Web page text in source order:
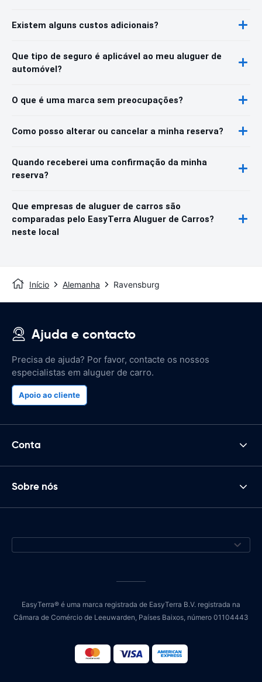
Existem alguns custos adicionais?
Que tipo de seguro é aplicável ao meu aluguer de
automóvel?
O que é uma marca sem preocupações?
Como posso alterar ou cancelar a minha reserva?
Quando receberei uma confirmação da minha
reserva?
Que empresas de aluguer de carros são
comparadas pelo EasyTerra Aluguer de Carros?
neste local
Início Alemanha Ravensburg
Ajuda e contacto
Precisa de ajuda? Por favor, contacte os nossos
especialistas em aluguer de carro.
Apoio ao cliente
Conta
Sobre nós
EasyTerra® é uma marca registrada de EasyTerra B.V. registrada na
Câmara de Comércio de Leeuwarden, Países Baixos, número 01104443